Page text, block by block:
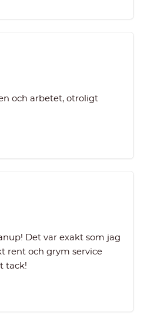
och arbetet, otroligt
Det var exakt som jag
rent och grym service
tack!